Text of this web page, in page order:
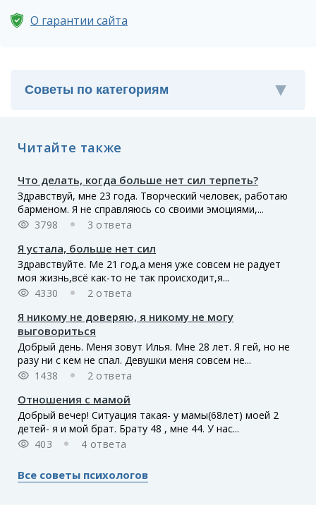
О гарантии сайта
Читайте также
Что делать, когда больше нет сил терпеть?
Здравствуй, мне 23 года. Творческий человек, работаю
барменом. Я не справляюсь со своими эмоциями,...
3798
3 ответа
Я устала, больше нет сил
Здравствуйте. Ме 21 год,а меня уже совсем не радует
моя жизнь,всё как-то не так происходит,я...
4330
2 ответа
Я никому не доверяю, я никому не могу
выговориться
Добрый день. Меня зовут Илья. Мне 28 лет. Я гей, но не
разу ни с кем не спал. Девушки меня совсем не...
1438
2 ответа
Отношения с мамой
Добрый вечер! Ситуация такая- у мамы(68лет) моей 2
детей- я и мой брат. Брату 48 , мне 44. У нас...
403
4 ответа
Все советы психологов